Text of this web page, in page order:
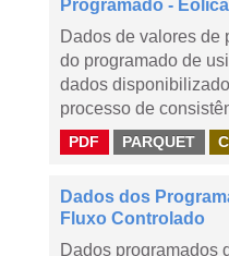
Programado -
Dados de valores de
do programado de
dados
processo de
PDF PARQUET
Dados dos
Fluxo Controlado
Dados programados